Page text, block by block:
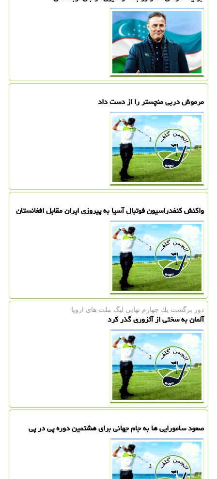
مرموش دربی منچستر را از دست داد
واکنش کنفدراسیون فوتبال آسیا به پیروزی ایران مقابل افغانستان
دور برگشت یك چهارم نهایی لیگ ملت های اروپا
آلمان به سختی از آتزوری گذر کرد
صعود سامورایی ها به جام جهانی برای هشتمین دوره پی در پی